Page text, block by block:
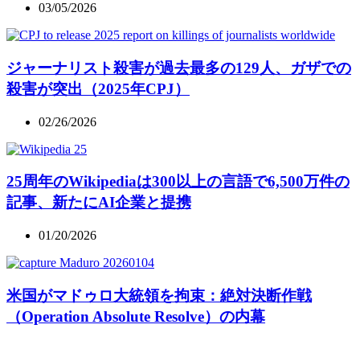
03/05/2026
ジャーナリスト殺害が過去最多の129人、ガザでの
殺害が突出（2025年CPJ）
02/26/2026
25周年のWikipediaは300以上の言語で6,500万件の
記事、新たにAI企業と提携
01/20/2026
米国がマドゥロ大統領を拘束：絶対決断作戦
（Operation Absolute Resolve）の内幕